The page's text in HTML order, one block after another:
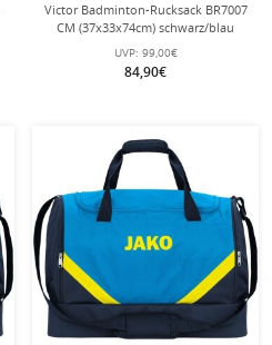
Victor Badminton-Rucksack BR7007
CM (37x33x74cm) schwarz/blau
UVP: 99,00€
84,90€